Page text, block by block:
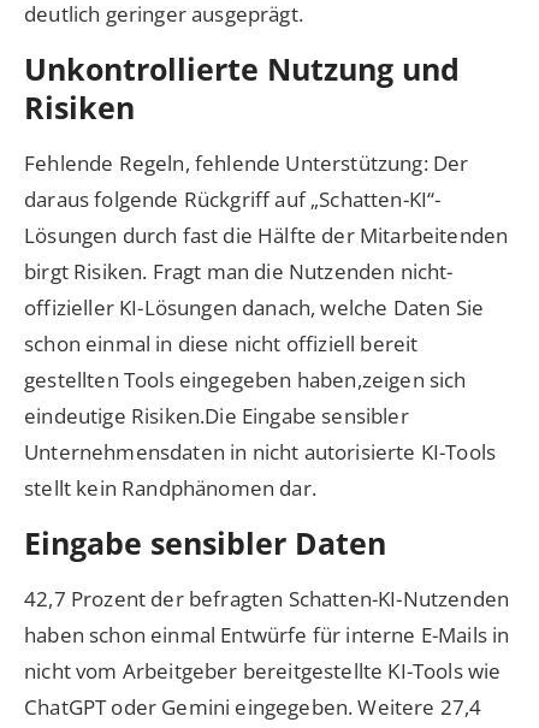
deutlich geringer ausgeprägt.
Unkontrollierte Nutzung und
Risiken
Fehlende Regeln, fehlende Unterstützung: Der
daraus folgende Rückgriff auf „Schatten-KI“-
Lösungen durch fast die Hälfte der Mitarbeitenden
birgt Risiken. Fragt man die Nutzenden nicht-
offizieller KI-Lösungen danach, welche Daten Sie
schon einmal in diese nicht offiziell bereit
gestellten Tools eingegeben haben,zeigen sich
eindeutige Risiken.Die Eingabe sensibler
Unternehmensdaten in nicht autorisierte KI-Tools
stellt kein Randphänomen dar.
Eingabe sensibler Daten
42,7 Prozent der befragten Schatten-KI-Nutzenden
haben schon einmal Entwürfe für interne E-Mails in
nicht vom Arbeitgeber bereitgestellte KI-Tools wie
ChatGPT oder Gemini eingegeben. Weitere 27,4